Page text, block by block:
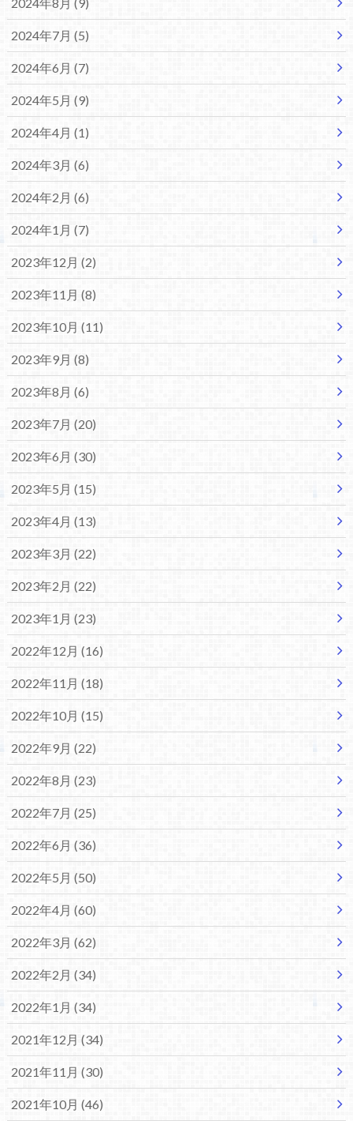
2024年8月 (9)
2024年7月 (5)
2024年6月 (7)
2024年5月 (9)
2024年4月 (1)
2024年3月 (6)
2024年2月 (6)
2024年1月 (7)
2023年12月 (2)
2023年11月 (8)
2023年10月 (11)
2023年9月 (8)
2023年8月 (6)
2023年7月 (20)
2023年6月 (30)
2023年5月 (15)
2023年4月 (13)
2023年3月 (22)
2023年2月 (22)
2023年1月 (23)
2022年12月 (16)
2022年11月 (18)
2022年10月 (15)
2022年9月 (22)
2022年8月 (23)
2022年7月 (25)
2022年6月 (36)
2022年5月 (50)
2022年4月 (60)
2022年3月 (62)
2022年2月 (34)
2022年1月 (34)
2021年12月 (34)
2021年11月 (30)
2021年10月 (46)